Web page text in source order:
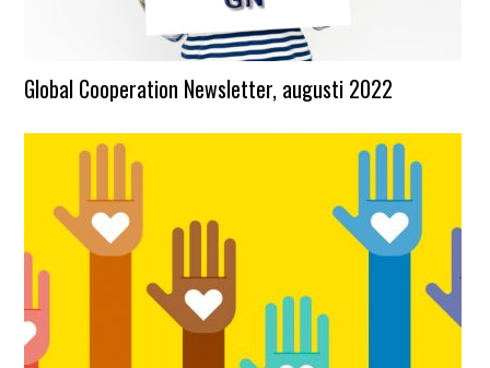
Global Cooperation Newsletter, augusti 2022